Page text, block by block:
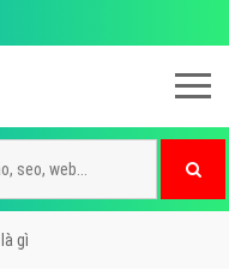
gì